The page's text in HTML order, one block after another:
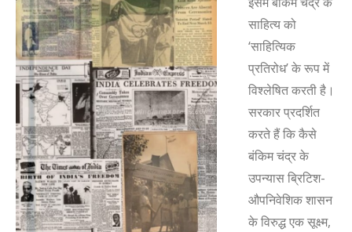
साहित्य को
‘साहित्यिक
प्रतिरोध’के रूप में
विश्लेषित करती है।
सरकार प्रदर्शित
करते हैं कि कैसे
बंकिम चंद्र के
उपन्यास ब्रिटिश-
औपनिवेशिक शासन
के विरुद्ध एक सूक्ष्म,